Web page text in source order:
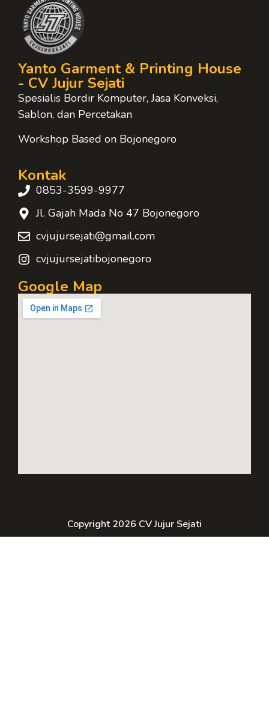
Yanto Garment & Printing House
- CV Jujur Sejati
Spesialis Bordir Komputer, Jasa Konveksi,
Sablon, dan Percetakan
Workshop Based on Bojonegoro
Kontak
0853-3599-9977
Jl. Gajah Mada No 47 Bojonegoro
cvjujursejati@gmail.com
cvjujursejatibojonegoro
Google Map
Copyright 2026 CV Jujur Sejati